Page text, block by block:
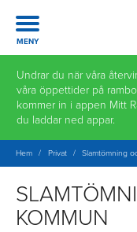
innehåll
Undrar du när våra
våra öppettider på
kommer in i appen Mitt
du laddar ned appar.
Meny
MENY
Hem / Privat / Slamtömning
KOMMUN